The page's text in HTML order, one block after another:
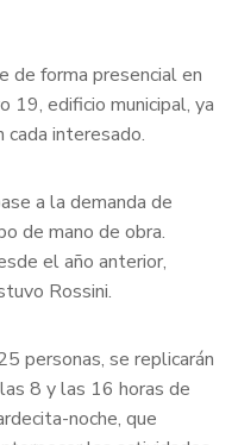
de forma presencial en
19, edificio municipal, ya
cada interesado.
a la demanda de
de mano de obra.
el año anterior,
Rossini.
personas, se replicarán
8 y las 16 horas de
noche, que